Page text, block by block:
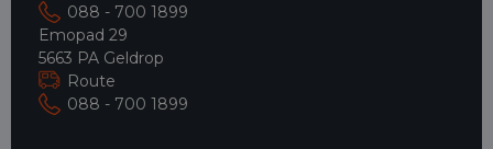
088 - 700 1899
Emopad 29
5663 PA Geldrop
Route
088 - 700 1899